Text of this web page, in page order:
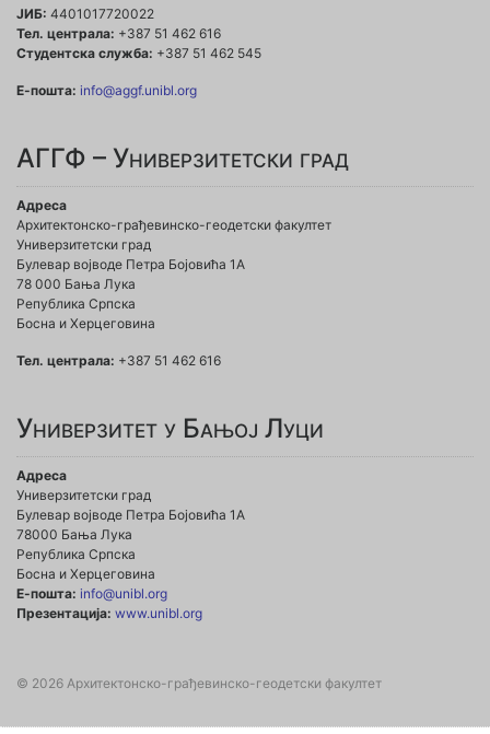
ЈИБ: 4401017720022
Тел. централа: +387 51 462 616
Студентска служба: +387 51 462 545
Е-пошта: info@aggf.unibl.org
АГГФ – Универзитетски град
Адреса
Архитектонско-грађевинско-геодетски факултет
Универзитетски град
Булевар војводе Петра Бојовића 1A
78 000 Бања Лука
Република Српска
Босна и Херцеговина
Тел. централа: +387 51 462 616
Универзитет у Бањој Луци
Адреса
Универзитетски град
Булевар војводе Петра Бојовића 1А
78000 Бања Лука
Република Српска
Босна и Херцеговина
Е-пошта: info@unibl.org
Презентација: www.unibl.org
© 2026 Архитектонско-грађевинско-геодетски факултет